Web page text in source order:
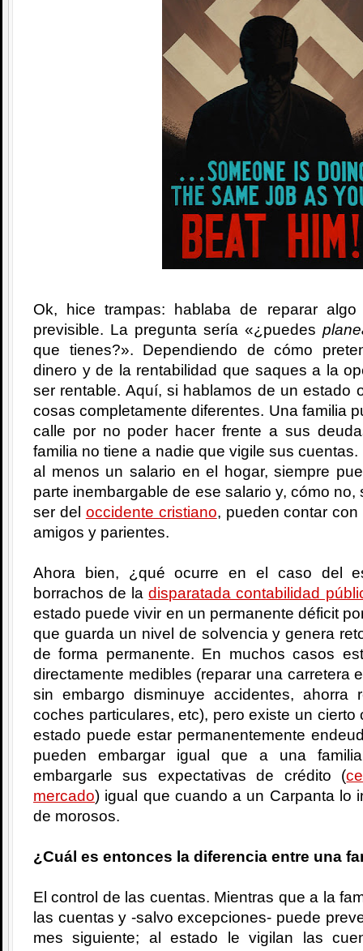
Ok, hice trampas: hablaba de reparar
previsible. La pregunta sería «¿puedes
que tienes?». Dependiendo de cómo
dinero y de la rentabilidad que saques a la
ser rentable. Aquí, si hablamos de un estado
cosas completamente diferentes. Una familia
calle por no poder hacer frente a sus
familia no tiene a nadie que vigile sus
al menos un salario en el hogar, siempre
parte inembargable de ese salario y, cómo no,
ser del occidente cristiano, pueden contar
amigos y parientes.
Ahora bien, ¿qué ocurre en el caso del
borrachos de ladisparatada contabilidad
estado puede vivir en un permanente déficit
que guarda un nivel de solvencia y genera
de forma permanente. En muchos casos
directamente medibles (reparar una carretera
sin embargo disminuye accidentes, ahorra
coches particulares, etc), pero existe un
estado puede estar permanentemente
pueden embargar igual que a una
embargarle sus expectativas de crédito (
mercado) igual que cuando a un Carpanta lo
de morosos.
¿Cuál es entonces la diferencia entre una
El control de las cuentas. Mientras que a la
las cuentas y -salvo excepciones- puede
mes siguiente; al estado le vigilan las